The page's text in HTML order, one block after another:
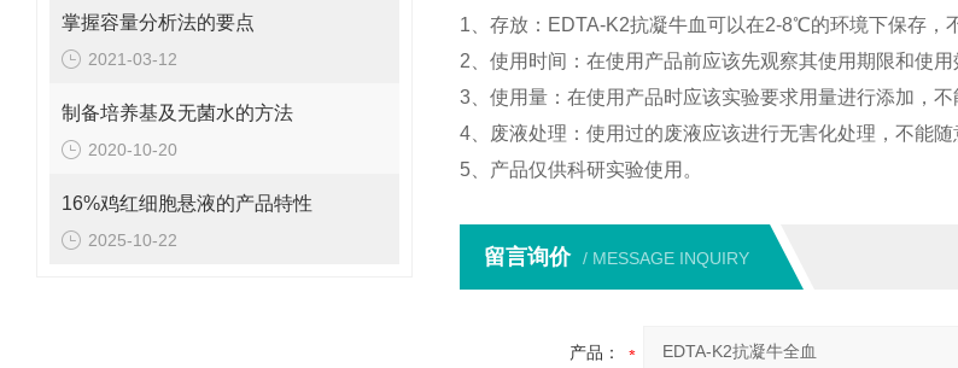
掌握容量分析法的要点
2021-03-12
制备培养基及无菌水的方法
2020-10-20
16%鸡红细胞悬液的产品特性
2025-10-22
1、存放：EDTA-K2抗凝牛血可以在2-8℃的环境下保存，
2、使用时间：在使用产品前应该先观察其使用期限和使用
3、使用量：在使用产品时应该实验要求用量进行添加，不
4、废液处理：使用过的废液应该进行无害化处理，不能随
5、产品仅供科研实验使用。
留言询价 / MESSAGE INQUIRY
产品：